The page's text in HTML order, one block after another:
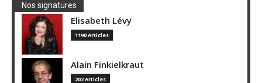
Nos signatures
Elisabeth Lévy
1190 Articles
Alain Finkielkraut
202 Articles